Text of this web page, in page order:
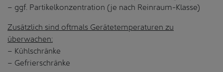
– ggf. Partikelkonzentration (je nach Reinraum-Klasse)
Zusätzlich sind oftmals Gerätetemperaturen zu
überwachen:
– Kühlschränke
– Gefrierschränke